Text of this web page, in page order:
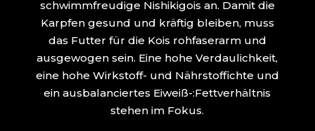
schwimmfreudige Nishikigois an. Damit die
Karpfen gesund und kräftig bleiben, muss
das Futter für die Kois rohfaserarm und
ausgewogen sein. Eine hohe Verdaulichkeit,
eine hohe Wirkstoff- und Nährstoffichte und
ein ausbalanciertes Eiweiß-:Fettverhältnis
stehen im Fokus.